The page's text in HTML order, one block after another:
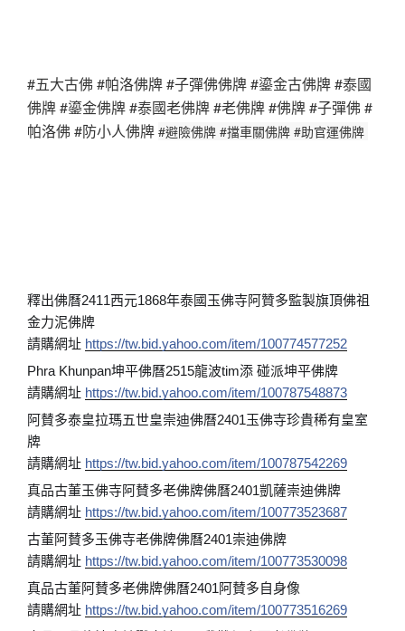
#五大古佛 #帕洛佛牌 #子彈佛佛牌 #鎏金古佛牌 #泰國
佛牌 #鎏金佛牌 #泰國老佛牌 #老佛牌 #佛牌 #子彈佛 #
帕洛佛 #防小人佛牌 #避險佛牌 #擋車關佛牌 #助官運佛牌
釋出佛曆2411西元1868年泰國玉佛寺阿贊多監製旗頂佛祖
金力泥佛牌
請購網址 https://tw.bid.yahoo.com/item/100774577252
Phra Khunpan坤平佛曆2515龍波tim添 碰派坤平佛牌
請購網址 https://tw.bid.yahoo.com/item/100787548873
阿賛多泰皇拉瑪五世皇崇迪佛曆2401玉佛寺珍貴稀有皇室
牌
請購網址 https://tw.bid.yahoo.com/item/100787542269
真品古董玉佛寺阿賛多老佛牌佛曆2401凱薩崇迪佛牌
請購網址 https://tw.bid.yahoo.com/item/100773523687
古董阿賛多玉佛寺老佛牌佛曆2401崇迪佛牌
請購網址 https://tw.bid.yahoo.com/item/100773530098
真品古董阿賛多老佛牌佛曆2401阿賛多自身像
請購網址 https://tw.bid.yahoo.com/item/100773516269